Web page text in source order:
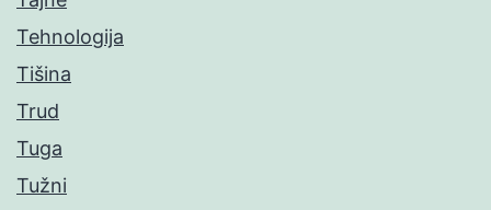
Tehnologija
Tišina
Trud
Tuga
Tužni